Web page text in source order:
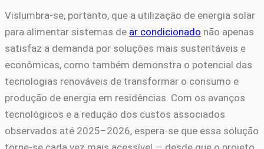
Vislumbra-se, portanto, que a utilização de energia solar
para alimentar sistemas de ar condicionado não apenas
satisfaz a demanda por soluções mais sustentáveis e
econômicas, como também demonstra o potencial das
tecnologias renováveis de transformar o consumo e
produção de energia em residências. Com os avanços
tecnológicos e a redução dos custos associados
observados até 2025–2026, espera-se que essa solução